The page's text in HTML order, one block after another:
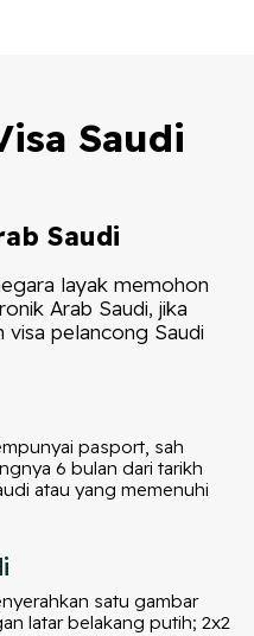
Saudi
Saudi
layak memohon
Arab Saudi, jika
pelancong Saudi
pasport, sah
6 bulan dari tarikh
atau yang memenuhi
satu gambar
latar belakang putih; 2x2